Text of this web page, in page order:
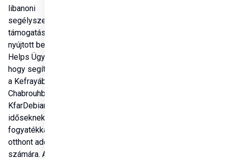
libanoni
segélyszervezete
támogatási kérelmet
nyújtott be a Hungary
Helps Ügynökséghez,
hogy segítséget kérjen
a Kefrayában, Roumban,
Chabrouhban és
KfarDebianban működő,
időseknek és
fogyatékkal élőknek
otthont adó intézményei
számára. A támogatás